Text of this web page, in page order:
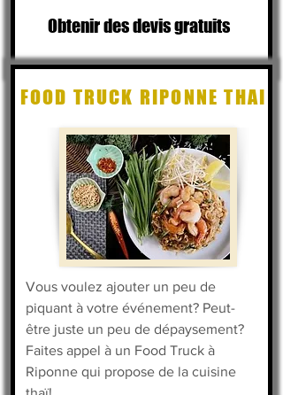
Obtenir des devis gratuits
FOOD TRUCK RIPONNE THAI
Vous voulez ajouter un peu de
piquant à votre événement? Peut-
être juste un peu de dépaysement?
Faites appel à un Food Truck à
Riponne qui propose de la cuisine